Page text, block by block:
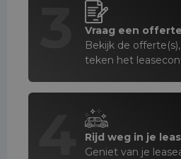
Vraag een
Bekijk de
teken het
Rijd weg in je
Geniet van je